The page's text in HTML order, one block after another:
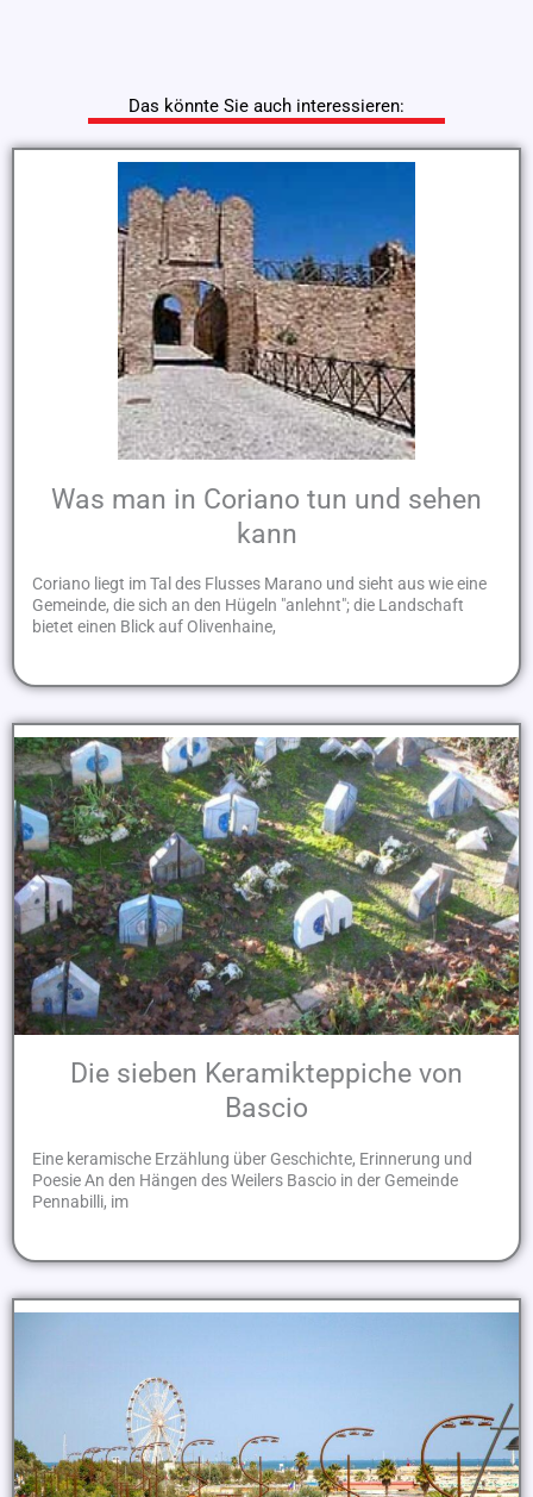
Das könnte Sie auch interessieren:
Was man in Coriano tun und sehen
kann
Coriano liegt im Tal des Flusses Marano und sieht aus wie eine
Gemeinde, die sich an den Hügeln "anlehnt"; die Landschaft
bietet einen Blick auf Olivenhaine,
Die sieben Keramikteppiche von
Bascio
Eine keramische Erzählung über Geschichte, Erinnerung und
Poesie An den Hängen des Weilers Bascio in der Gemeinde
Pennabilli, im